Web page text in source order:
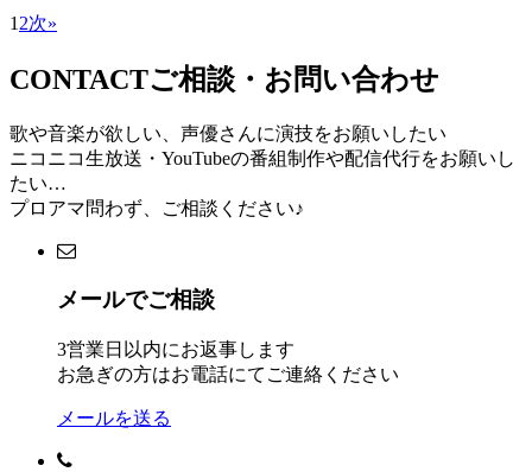
12次»
CONTACTご相談・お問い合わせ
歌や音楽が欲しい、声優さんに演技をお願いしたい
ニコニコ生放送・YouTubeの番組制作や配信代行をお願いし
たい…
プロアマ問わず、ご相談ください♪
メールでご相談
3営業日以内にお返事します
お急ぎの方はお電話にてご連絡ください
メールを送る